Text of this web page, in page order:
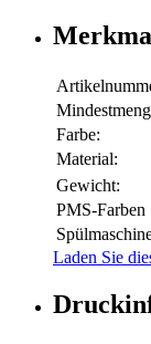
Farbe:
Material:
Gewicht:
PMS-Farben
Laden Sie